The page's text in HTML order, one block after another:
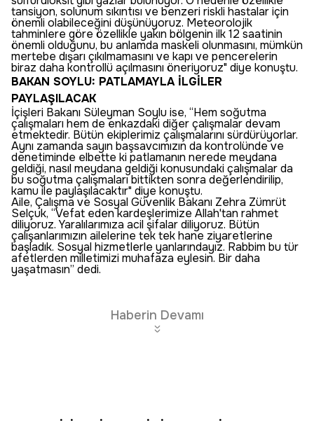
tansiyon, solunum sıkıntısı ve benzeri riskli hastalar için
önemli olabileceğini düşünüyoruz. Meteorolojik
tahminlere göre özellikle yakın bölgenin ilk 12 saatinin
önemli olduğunu, bu anlamda maskeli olunmasını, mümkün
mertebe dışarı çıkılmamasını ve kapı ve pencerelerin
biraz daha kontrollü açılmasını öneriyoruz" diye konuştu.
BAKAN SOYLU: PATLAMAYLA İLGİLER
PAYLAŞILACAK
İçişleri Bakanı Süleyman Soylu ise, “Hem soğutma
çalışmaları hem de enkazdaki diğer çalışmalar devam
etmektedir. Bütün ekiplerimiz çalışmalarını sürdürüyorlar.
Aynı zamanda sayın başsavcımızın da kontrolünde ve
denetiminde elbette ki patlamanın nerede meydana
geldiği, nasıl meydana geldiği konusundaki çalışmalar da
bu soğutma çalışmaları bittikten sonra değerlendirilip,
kamu ile paylaşılacaktır" diye konuştu.
Aile, Çalışma ve Sosyal Güvenlik Bakanı Zehra Zümrüt
Selçuk, “Vefat eden kardeşlerimize Allah'tan rahmet
diliyoruz. Yaralılarımıza acil şifalar diliyoruz. Bütün
çalışanlarımızın ailelerine tek tek hane ziyaretlerine
başladık. Sosyal hizmetlerle yanlarındayız. Rabbim bu tür
afetlerden milletimizi muhafaza eylesin. Bir daha
yaşatmasın” dedi.
Haberin Devamı